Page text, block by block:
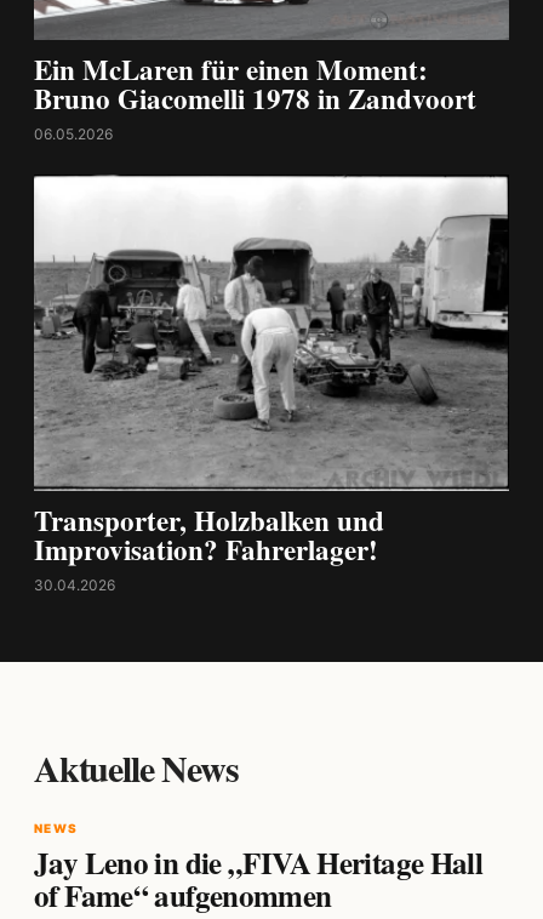
Ein McLaren für einen Moment:
Bruno Giacomelli 1978 in Zandvoort
06.05.2026
Transporter, Holzbalken und
Improvisation? Fahrerlager!
30.04.2026
Aktuelle News
NEWS
Jay Leno in die „FIVA Heritage Hall
of Fame“ aufgenommen